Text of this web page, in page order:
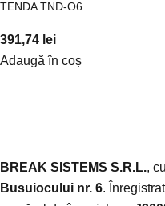
TENDA TND-O6
391,74 lei
Adaugă în coș
BREAK SISTEMS S.R.L.,
Busuiocului nr. 6.